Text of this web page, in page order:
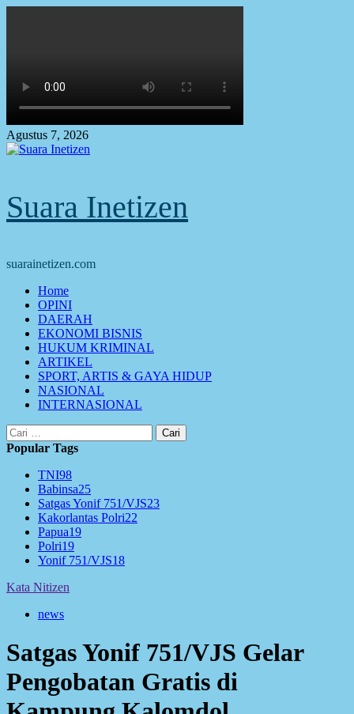
Agustus 7, 2026
Suara Inetizen
suarainetizen.com
Primary
Menu
Home
OPINI
DAERAH
EKONOMI BISNIS
HUKUM KRIMINAL
ARTIKEL
SPORT, ARTIS & GAYA HIDUP
NASIONAL
INTERNASIONAL
Cari
untuk:
Popular Tags
TNI98
Babinsa25
Satgas Yonif 751/VJS23
Kakorlantas Polri22
Papua19
Polri19
Yonif 751/VJS18
Kata Nitizen
news
Satgas Yonif 751/VJS Gelar
Pengobatan Gratis di